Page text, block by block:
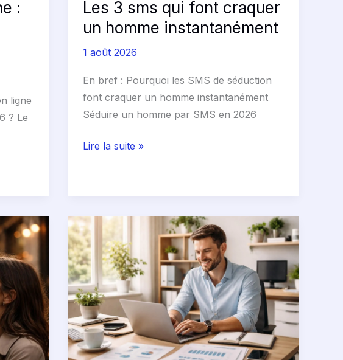
:
ligne
? Le
Les 3 sms qui font craquer
un homme instantanément
1 août 2026
En bref : Pourquoi les SMS de séduction
font craquer un homme instantanément
Séduire un homme par SMS en 2026
Lire la suite »
Entreprise
individuelle
création